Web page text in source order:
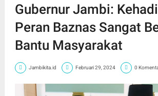
Gubernur Jambi:
Peran Baznas Sangat
Bantu Masyarakat
Jambikita.id Februari 29, 2024 0